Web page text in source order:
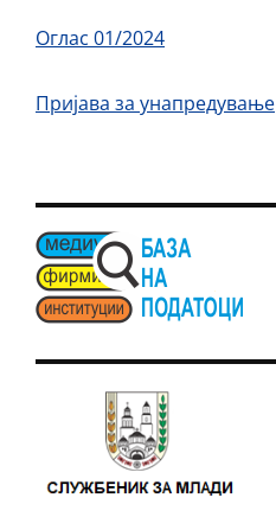
Оглас 01/2024
Пријава за унапредување